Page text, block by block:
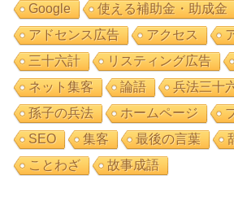
Google
使える補助金・助成金
アドセンス広告
アクセス
三十六計
リスティング広告
ネット集客
論語 兵法三十
孫子の兵法
ホームページ
SEO
集客 最後の言葉
ことわざ
故事成語